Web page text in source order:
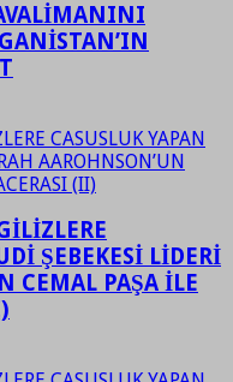
ŞEBEKESİ LİDERİ
CEMAL PAŞA İLE